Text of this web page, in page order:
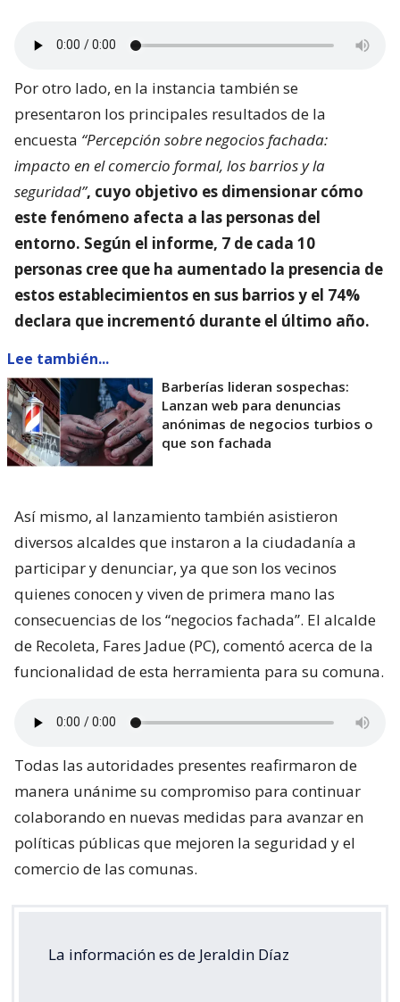
Por otro lado, en la instancia también se
presentaron los principales resultados de la
encuesta “Percepción sobre negocios fachada:
impacto en el comercio formal, los barrios y la
seguridad”, cuyo objetivo es dimensionar cómo
este fenómeno afecta a las personas del
entorno. Según el informe, 7 de cada 10
personas cree que ha aumentado la presencia de
estos establecimientos en sus barrios y el 74%
declara que incrementó durante el último año.
Lee también...
Barberías lideran sospechas:
Lanzan web para denuncias
anónimas de negocios turbios o
que son fachada
Así mismo, al lanzamiento también asistieron
diversos alcaldes que instaron a la ciudadanía a
participar y denunciar, ya que son los vecinos
quienes conocen y viven de primera mano las
consecuencias de los “negocios fachada”. El alcalde
de Recoleta, Fares Jadue (PC), comentó acerca de la
funcionalidad de esta herramienta para su comuna.
Todas las autoridades presentes reafirmaron de
manera unánime su compromiso para continuar
colaborando en nuevas medidas para avanzar en
políticas públicas que mejoren la seguridad y el
comercio de las comunas.
La información es de Jeraldin Díaz